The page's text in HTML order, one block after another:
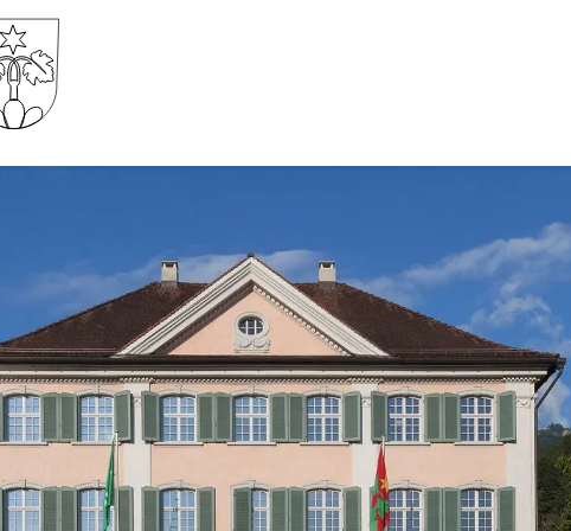
Gemeinde Wartau